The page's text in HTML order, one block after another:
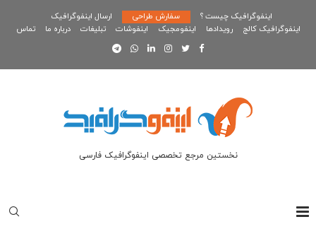
اینفوگرافیک چیست ؟ سفارش طراحی
ارسال اینفوگرافیک
اینفوگرافیک کالج
رویدادها اینفومجیک اینفوشات تبلیغات درباره ما تماس
نخستین مرجع تخصصی اینفوگرافیک فارسی